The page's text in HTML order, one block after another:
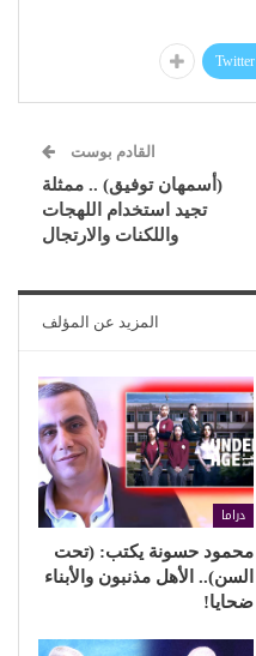
Twitter
القادم بوست
(أسمهان توفيق) .. ممثلة
تجيد استخدام اللهجات
واللكنات والارتجال
المزيد عن المؤلف
دراما
محمود حسونة يكتب: (تحت
السن).. الأهل مذنبون والأبناء
ضحايا!